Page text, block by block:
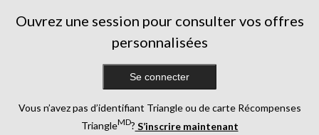
Ouvrez une session pour consulter vos offres
personnalisées
Se connecter
Vous n’avez pas d’identifiant Triangle ou de carte Récompenses
TriangleMD? S’inscrire maintenant